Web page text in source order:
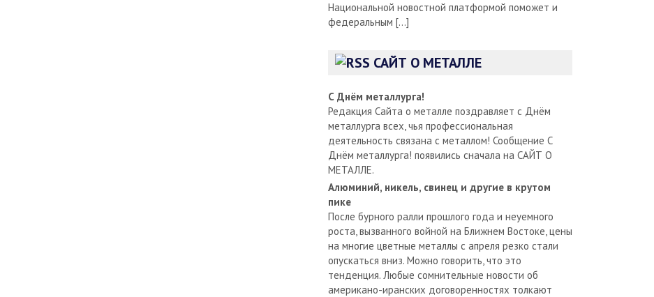
Национальной новостной платформой поможет и
федеральным […]
САЙТ О МЕТАЛЛЕ
С Днём металлурга!
Редакция Сайта о металле поздравляет с Днём
металлурга всех, чья профессиональная
деятельность связана с металлом! Сообщение С
Днём металлурга! появились сначала на САЙТ О
МЕТАЛЛЕ.
Алюминий, никель, свинец и другие в крутом
пике
После бурного ралли прошлого года и неуемного
роста, вызванного войной на Ближнем Востоке, цены
на многие цветные металлы с апреля резко стали
опускаться вниз. Можно говорить, что это
тенденция. Любые сомнительные новости об
американо-иранских договоренностях толкают